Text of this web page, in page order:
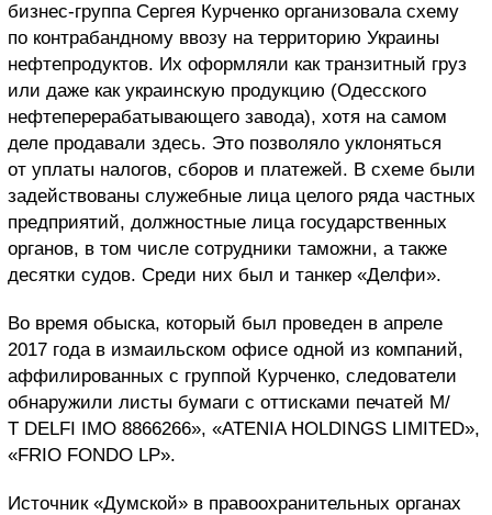
бизнес-группа Сергея Курченко организовала схему
по контрабандному ввозу на территорию Украины
нефтепродуктов. Их оформляли как транзитный груз
или даже как украинскую продукцию (Одесского
нефтеперерабатывающего завода), хотя на самом
деле продавали здесь. Это позволяло уклоняться
от уплаты налогов, сборов и платежей. В схеме были
задействованы служебные лица целого ряда частных
предприятий, должностные лица государственных
органов, в том числе сотрудники таможни, а также
десятки судов. Среди них был и танкер «Делфи».
Во время обыска, который был проведен в апреле
2017 года в измаильском офисе одной из компаний,
аффилированных с группой Курченко, следователи
обнаружили листы бумаги с оттисками печатей М/
Т DELFI IMO 8866266», «ATENIA HOLDINGS LIMITED»,
«FRIO FONDO LP».
Источник «Думской» в правоохранительных органах